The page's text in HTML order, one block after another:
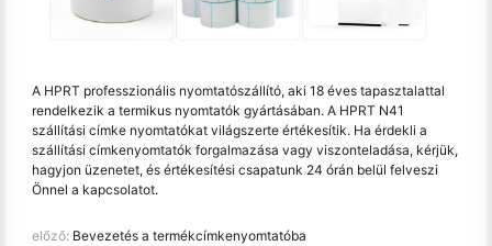
A HPRT professzionális nyomtatószállító, aki 18 éves tapasztalattal
rendelkezik a termikus nyomtatók gyártásában. A HPRT N41
szállítási címke nyomtatókat világszerte értékesítik. Ha érdekli a
szállítási címkenyomtatók forgalmazása vagy viszonteladása, kérjük,
hagyjon üzenetet, és értékesítési csapatunk 24 órán belül felveszi
Önnel a kapcsolatot.
előző: Bevezetés a termékcímkenyomtatóba